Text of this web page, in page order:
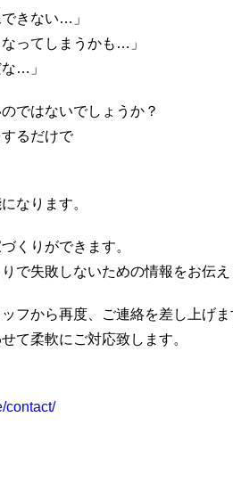
きない…」
ってしまうかも…」
…」
ではないでしょうか？
るだけで
なります。
くりができます。
で失敗しないための情報をお伝え
フから再度、ご連絡を差し上げま
て柔軟にご対応致します。
contact/